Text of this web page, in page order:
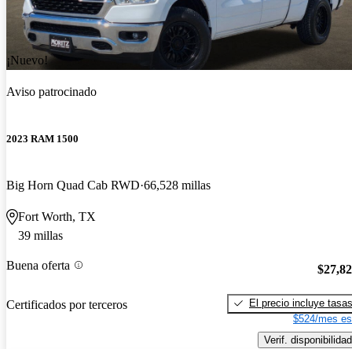
¡Nuevo!
Aviso patrocinado
2023 RAM 1500
Big Horn Quad Cab RWD 66,528 millas
Fort Worth, TX
39 millas
Buena oferta
Certificados por terceros
El precio incluye tasas
$524/mes
Verif. disponibilidad